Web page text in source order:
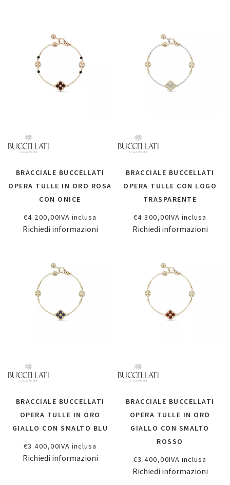
BRACCIALE BUCCELLATI
OPERA TULLE IN ORO ROSA
CON ONICE
€4.200,00IVA inclusa
Richiedi informazioni
BRACCIALE BUCCELLATI
OPERA TULLE CON LOGO
TRASPARENTE
€4.300,00IVA inclusa
Richiedi informazioni
BRACCIALE BUCCELLATI
OPERA TULLE IN ORO
GIALLO CON SMALTO BLU
€3.400,00IVA inclusa
Richiedi informazioni
BRACCIALE BUCCELLATI
OPERA TULLE IN ORO
GIALLO CON SMALTO
ROSSO
€3.400,00IVA inclusa
Richiedi informazioni